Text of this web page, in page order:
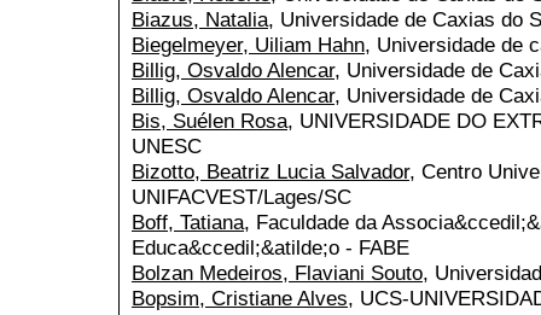
Biazus, Natalia, Universidade de Caxias do
Biegelmeyer, Uiliam Hahn, Universidade de
Billig, Osvaldo Alencar, Universidade de
Billig, Osvaldo Alencar, Universidade de
Bis, Suélen Rosa, UNIVERSIDADE DO
UNESC
Bizotto, Beatriz Lucia Salvador, Centro
UNIFACVEST/Lages/SC
Boff, Tatiana, Faculdade da
Educa&ccedil;&atilde;o - FABE
Bolzan Medeiros, Flaviani Souto,
Bopsim, Cristiane Alves, UCS-